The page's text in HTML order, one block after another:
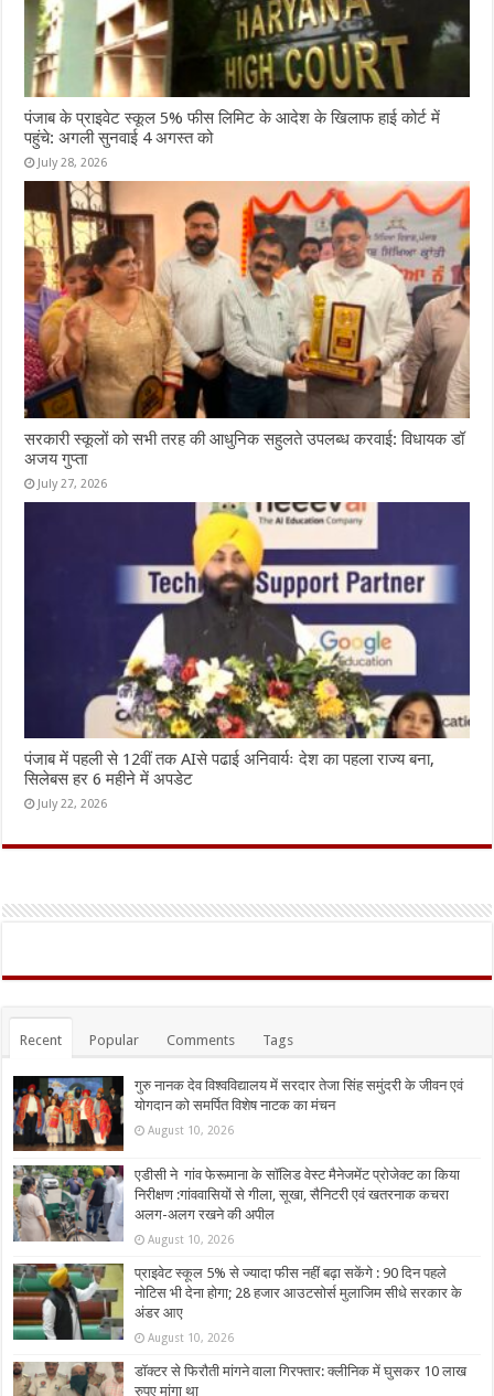
पंजाब के प्राइवेट स्कूल 5% फीस लिमिट के आदेश के खिलाफ हाई कोर्ट में
पहुंचे: अगली सुनवाई 4 अगस्त को
July 28, 2026
सरकारी स्कूलों को सभी तरह की आधुनिक सहुलते उपलब्ध करवाई: विधायक डॉ
अजय गुप्ता
July 27, 2026
पंजाब में पहली से 12वीं तक AIसे पढाई अनिवार्यः देश का पहला राज्य बना,
सिलेबस हर 6 महीने में अपडेट
July 22, 2026
Recent Popular Comments Tags
गुरु नानक देव विश्वविद्यालय में सरदार तेजा सिंह समुंदरी के जीवन एवं
योगदान को समर्पित विशेष नाटक का मंचन
August 10, 2026
एडीसी ने गांव फेरूमाना के सॉलिड वेस्ट मैनेजमेंट प्रोजेक्ट का किया
निरीक्षण :गांववासियों से गीला, सूखा, सैनिटरी एवं खतरनाक कचरा
अलग-अलग रखने की अपील
August 10, 2026
प्राइवेट स्कूल 5% से ज्यादा फीस नहीं बढ़ा सकेंगे : 90 दिन पहले
नोटिस भी देना होगा; 28 हजार आउटसोर्स मुलाजिम सीधे सरकार के
अंडर आए
August 10, 2026
डॉक्टर से फिरौती मांगने वाला गिरफ्तार: क्लीनिक में घुसकर 10 लाख
रुपए मांगा था